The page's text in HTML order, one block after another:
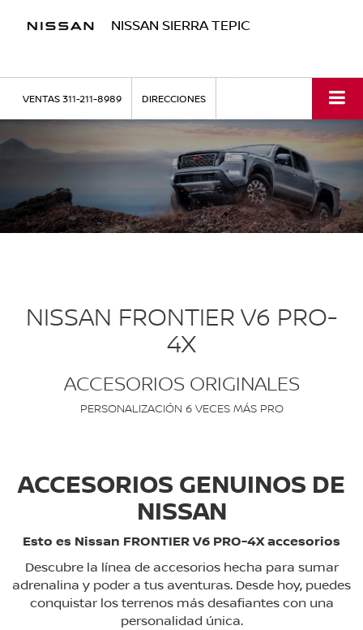
NISSAN SIERRA TEPIC
VENTAS311-211-8989 DIRECCIONES
NISSAN FRONTIER V6 PRO-
4X
ACCESORIOS ORIGINALES
PERSONALIZACIÓN 6 VECES MÁS PRO
ACCESORIOS GENUINOS DE
NISSAN
Esto es Nissan FRONTIER V6 PRO-4X accesorios
Descubre la línea de accesorios hecha para sumar
adrenalina y poder a tus aventuras. Desde hoy, puedes
conquistar los terrenos más desafiantes con una
personalidad única.